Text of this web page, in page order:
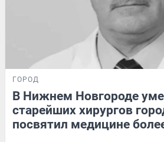
ГОРОД
В Нижнем Новгороде
старейших хирургов
посвятил медицине